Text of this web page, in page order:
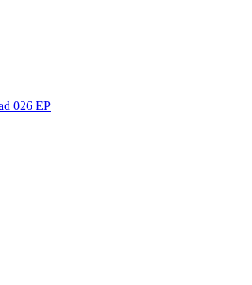
026 EP